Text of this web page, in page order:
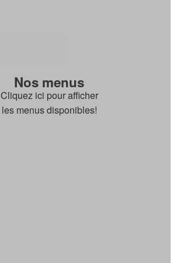
Nos menus
Cliquez ici pour afficher
les menus disponibles!